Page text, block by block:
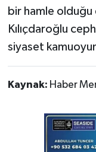
bir hamle
Kılıçdaroğlu
siyaset
Kaynak: Haber